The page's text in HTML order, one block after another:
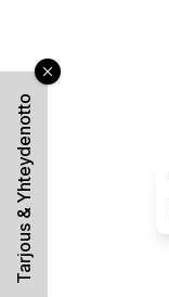
Tarjous & Yhteydenotto